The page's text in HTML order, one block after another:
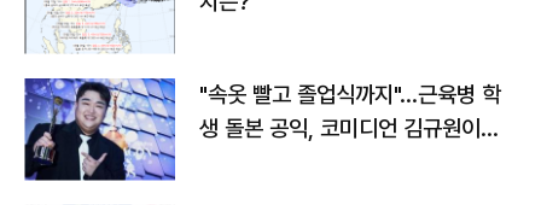
"속옷 빨고 졸업식까지"…근육병 학
생 돌본 공익, 코미디언 김규원이었